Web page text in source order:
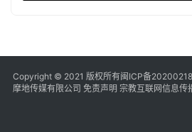
Copyright © 2021 版权所有闽ICP备
摩地传媒有限公司 免责声明 宗教互联网信息